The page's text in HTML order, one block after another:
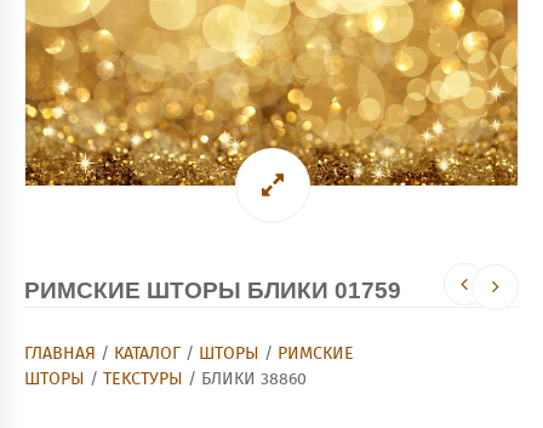
РИМСКИЕ ШТОРЫ БЛИКИ 01759
ГЛАВНАЯ / КАТАЛОГ / ШТОРЫ / РИМСКИЕ
ШТОРЫ
/ ТЕКСТУРЫ / БЛИКИ 38860